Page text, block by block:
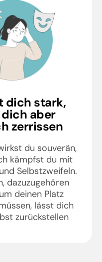
dich stark,
aber
zerrissen
du souverän,
kämpfst du mit
Selbstzweifeln.
dazuzugehören
deinen Platz
lässt dich
zurückstellen